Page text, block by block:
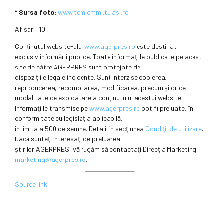
* Sursa foto: www.tcm.cmmi.tuiasi.ro
Afisari: 10
Conținutul website-ului www.agerpres.ro este destinat
exclusiv informării publice. Toate informaţiile publicate pe acest
site de către AGERPRES sunt protejate de
dispoziţiile legale incidente. Sunt interzise copierea,
reproducerea, recompilarea, modificarea, precum şi orice
modalitate de exploatare a conţinutului acestui website.
Informaţiile transmise pewww.agerpres.ro pot fi preluate, în
conformitate cu legislaţia aplicabilă,
în limita a 500 de semne. Detalii în secţiunea Condiţii de utilizare.
Dacă sunteţi interesaţi de preluarea
ştirilor AGERPRES, vă rugăm să contactaţi Direcţia Marketing –
marketing@agerpres.ro.
Source link